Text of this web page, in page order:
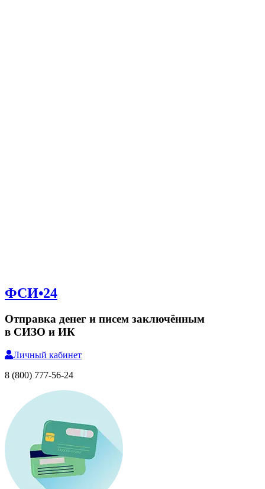
ФСИ•24
Отправка денег и писем заключённым
в СИЗО и ИК
Личный кабинет
8 (800) 777-56-24